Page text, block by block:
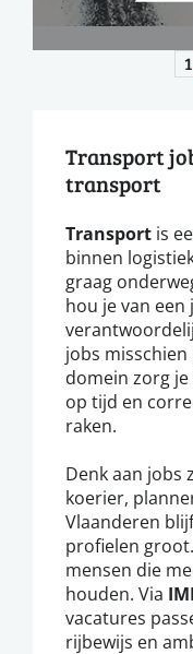
1
Transport
transport
Transport is
binnen
graag
hou je van een
jobs
domein zorg
op tijd en
raken.
Denk aan jobs
koerier,
Vlaanderen
profielen
mensen die
houden. Via
vacatures
rijbewijs en